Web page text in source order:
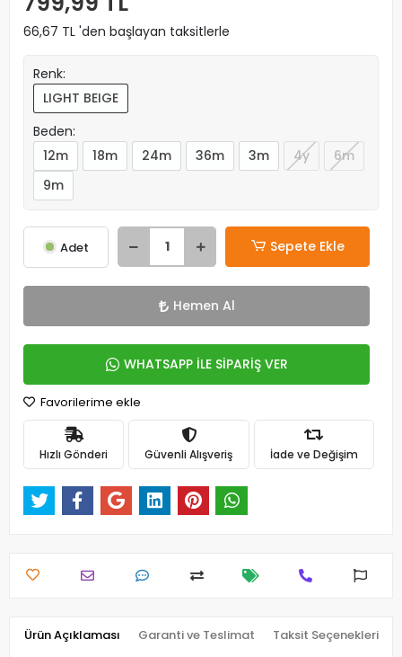
66,67 TL 'den başlayan taksitlerle
Renk:
LIGHT BEIGE
Beden:
12m
18m 24m 36m 3m 4y
6m
9m
Adet Sepete Ekle
Hemen Al
WHATSAPP İLE SİPARİŞ VER
Favorilerime ekle
Hızlı Gönderi Güvenli Alışveriş İade ve Değişim
Ürün Açıklaması Garanti ve Teslimat Taksit Seçenekleri